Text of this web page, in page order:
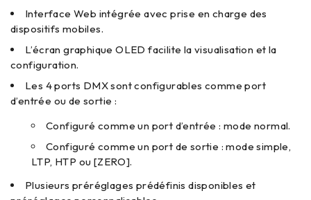
Interface Web intégrée avec prise en charge des
dispositifs mobiles.
L’écran graphique OLED facilite la visualisation et la
configuration.
Les 4 ports DMX sont configurables comme port
d’entrée ou de sortie :
Configuré comme un port d’entrée : mode normal.
Configuré comme un port de sortie : mode simple,
LTP, HTP ou [ZERO].
Plusieurs préréglages prédéfinis disponibles et